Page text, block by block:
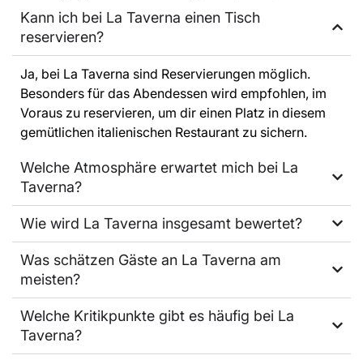
Kann ich bei La Taverna einen Tisch
reservieren?
Ja, bei La Taverna sind Reservierungen möglich.
Besonders für das Abendessen wird empfohlen, im
Voraus zu reservieren, um dir einen Platz in diesem
gemütlichen italienischen Restaurant zu sichern.
Welche Atmosphäre erwartet mich bei La
Taverna?
Wie wird La Taverna insgesamt bewertet?
Was schätzen Gäste an La Taverna am
meisten?
Welche Kritikpunkte gibt es häufig bei La
Taverna?